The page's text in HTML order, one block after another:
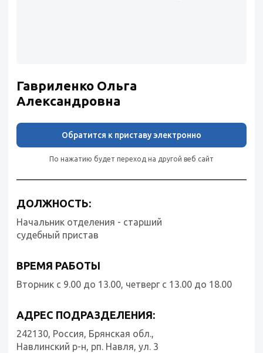
Гавриленко Ольга
Александровна
Обратится к приставу электронно
По нажатию будет переход на другой веб сайт
ДОЛЖНОСТЬ:
Начальник отделения - старший
судебный пристав
ВРЕМЯ РАБОТЫ
Вторник с 9.00 до 13.00, четверг с 13.00 до 18.00
АДРЕС ПОДРАЗДЕЛЕНИЯ:
242130, Россия, Брянская обл.,
Навлинский р-н, рп. Навля, ул. 3